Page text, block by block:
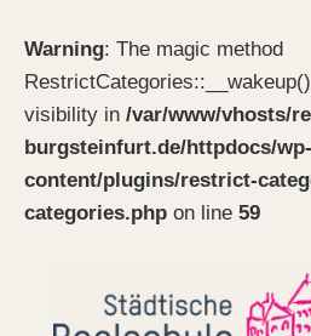
Warning: The magic method
visibility in /var/www/vhosts/
burgsteinfurt.de/httpdocs/wp-
content/plugins/restrict-
categories.php on line 59